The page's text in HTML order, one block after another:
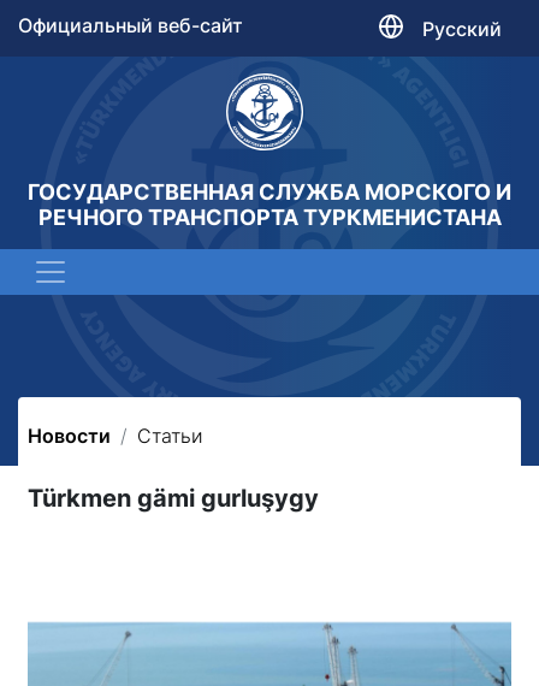
Официальный веб-сайт Русский
ГОСУДАРСТВЕННАЯ СЛУЖБА МОРСКОГО И
РЕЧНОГО ТРАНСПОРТА ТУРКМЕНИСТАНА
Новости Статьи
Türkmen gämi gurluşygy